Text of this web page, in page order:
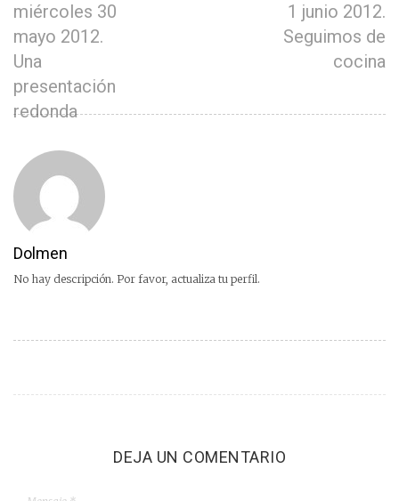
miércoles 30
mayo 2012.
Una
presentación
redonda
1 junio 2012.
Seguimos de
cocina
Dolmen
No hay descripción. Por favor, actualiza tu perfil.
DEJA UN COMENTARIO